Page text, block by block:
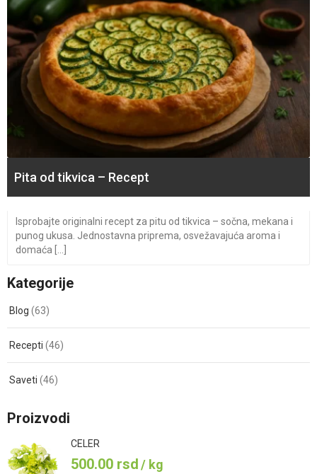
Pita od tikvica – Recept
Isprobajte originalni recept za pitu od tikvica – sočna, mekana i
punog ukusa. Jednostavna priprema, osvežavajuća aroma i
domaća [...]
Kategorije
Blog (63)
Recepti (46)
Saveti (46)
Proizvodi
CELER
500.00 rsd/ kg